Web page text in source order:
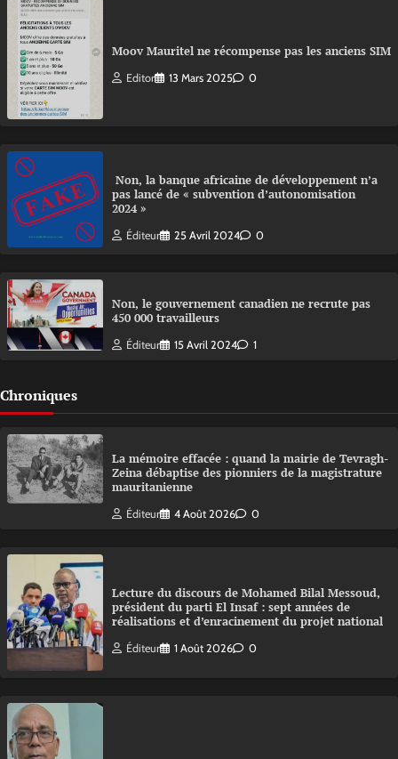
Moov Mauritel ne récompense pas les anciens SIM
Editor 13 Mars 2025 0
Non, la banque africaine de développement n’a
pas lancé de « subvention d’autonomisation
2024 »
Éditeur 25 Avril 2024 0
Non, le gouvernement canadien ne recrute pas
450 000 travailleurs
Éditeur 15 Avril 2024 1
Chroniques
La mémoire effacée : quand la mairie de Tevragh-
Zeina débaptise des pionniers de la magistrature
mauritanienne
Éditeur 4 Août 2026 0
Lecture du discours de Mohamed Bilal Messoud,
président du parti El Insaf : sept années de
réalisations et d’enracinement du projet national
Éditeur 1 Août 2026 0